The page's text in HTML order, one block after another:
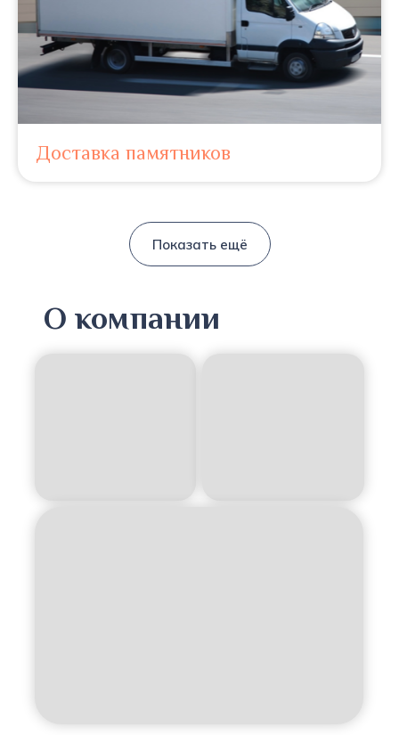
Доставка памятников
Показать ещё
О компании